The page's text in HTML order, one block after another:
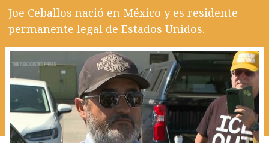
Joe Ceballos nació en México y es residente
permanente legal de Estados Unidos.